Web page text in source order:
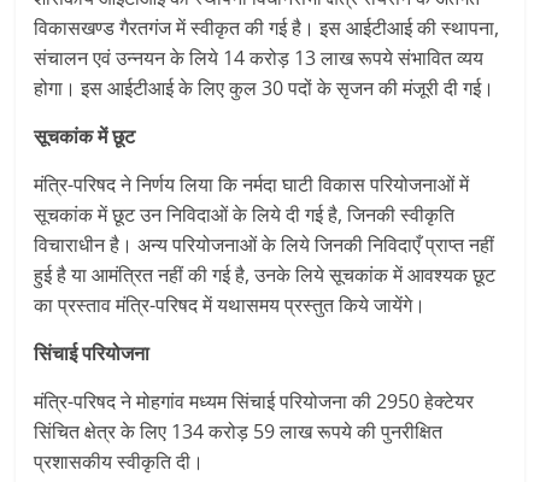
विकासखण्ड गैरतगंज में स्वीकृत की गई है। इस आईटीआई की स्थापना,
संचालन एवं उन्नयन के लिये 14 करोड़ 13 लाख रूपये संभावित व्यय
होगा। इस आईटीआई के लिए कुल 30 पदों के सृजन की मंजूरी दी गई।
सूचकांक में छूट
मंत्रि-परिषद ने निर्णय लिया कि नर्मदा घाटी विकास परियोजनाओं में
सूचकांक में छूट उन निविदाओं के लिये दी गई है, जिनकी स्वीकृति
विचाराधीन है। अन्य परियोजनाओं के लिये जिनकी निविदाएँ प्राप्त नहीं
हुई है या आमंत्रित नहीं की गई है, उनके लिये सूचकांक में आवश्यक छूट
का प्रस्ताव मंत्रि-परिषद में यथासमय प्रस्तुत किये जायेंगे।
सिंचाई परियोजना
मंत्रि-परिषद ने मोहगांव मध्यम सिंचाई परियोजना की 2950 हेक्टेयर
सिंचित क्षेत्र के लिए 134 करोड़ 59 लाख रूपये की पुनरीक्षित
प्रशासकीय स्वीकृति दी।